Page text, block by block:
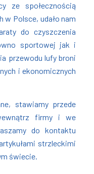
ze społecznością
Polsce, udało nam
do czyszczenia
sportowej jak i
przewodu lufy broni
i ekonomicznych
stawiamy przede
firmy i we
do kontaktu
strzleckimi
świecie.